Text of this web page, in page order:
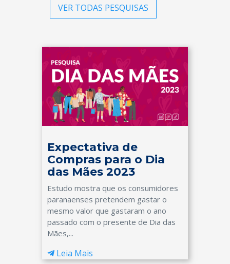
VER TODAS PESQUISAS
Expectativa de
Compras para o Dia
das Mães 2023
Estudo mostra que os consumidores
paranaenses pretendem gastar o
mesmo valor que gastaram o ano
passado com o presente de Dia das
Mães,...
Leia Mais